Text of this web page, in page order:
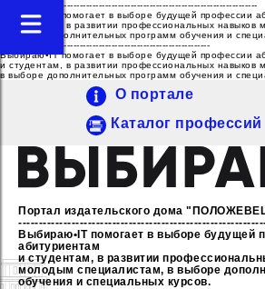
---------------------------------------------------------------------------------
Выбираю•IT помогает в выборе будущей профессии
и студентам, в развитии профессиональных навыков
в выборе дополнительных программ обучения и
------------------------------------------------------------------
Выбираю•IT помогает в выборе будущей профессии
и студентам, в развитии профессиональных навыков
в выборе дополнительных программ обучения и
Портал издательского дома
Выбираю•IT помогает в выборе будущей
абитуриентам
и студентам, в развитии
молодым специалистам, в выборе
обучения и специальных курсов.
О портале
Каталог профессий